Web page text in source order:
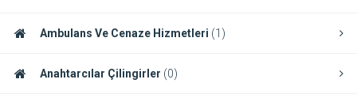
Ambulans Ve Cenaze Hizmetleri (1)
Anahtarcılar Çilingirler (0)